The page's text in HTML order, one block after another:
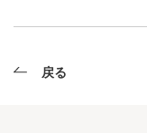
戻る